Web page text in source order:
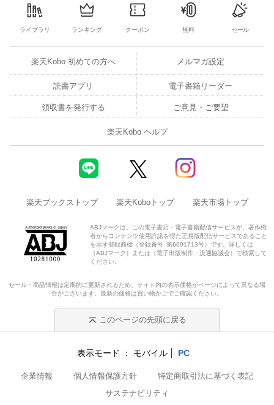
ライブラリ ランキング クーポン 無料 セール
楽天Kobo 初めての方へ メルマガ設定
読書アプリ 電子書籍リーダー
領収書を発行する ご意見・ご要望
楽天Kobo ヘルプ
楽天ブックストップ 楽天Koboトップ 楽天市場トップ
ABJマークは、この電子書店・電子書籍配信サービスが、著作権
者からコンテンツ使用許諾を得た正規版配信サービスであること
を示す登録商標（登録番号 第6091713号）です。詳しくは
［ABJマーク］または［電子出版制作・流通協議会］で検索して
ください。
セール・商品情報は定期的に更新されるため、サイト内の表示価格がページによって異なる場
合がございます。最新の価格は買い物かごでご確認ください。
このページの先頭に戻る
表示モード モバイル PC
企業情報 個人情報保護方針
特定商取引法に基づく表記
サステナビリティ